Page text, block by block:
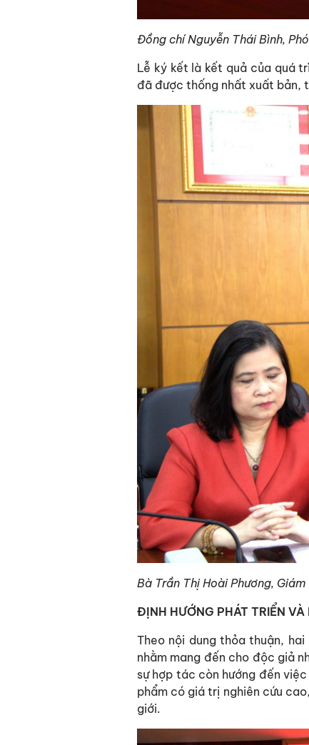
Đồng chí Nguyễn Thái Bình,
Lễ ký kết là kết quả của quá
đã được thống nhất xuất bản,
Bà Trần Thị Hoài Phương,
ĐỊNH HƯỚNG PHÁT TRIỂN VÀ
Theo nội dung thỏa thuận,
nhằm mang đến cho độc giả
sự hợp tác còn hướng đến
phẩm có giá trị nghiên cứu
giới.